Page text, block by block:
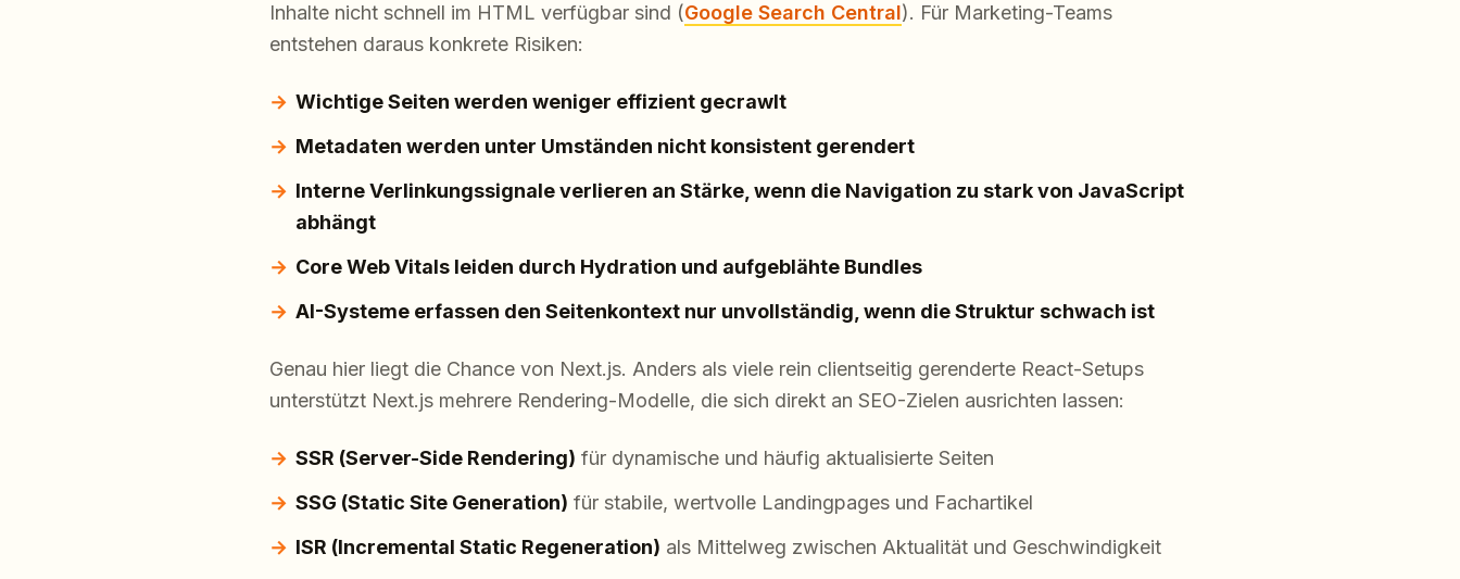
Inhalte nicht schnell im HTML verfügbar sind (Google Search Central). Für Marketing-Teams
entstehen daraus konkrete Risiken:
Wichtige Seiten werden weniger effizient gecrawlt
Metadaten werden unter Umständen nicht konsistent gerendert
Interne Verlinkungssignale verlieren an Stärke, wenn die Navigation zu stark von JavaScript
abhängt
Core Web Vitals leiden durch Hydration und aufgeblähte Bundles
AI-Systeme erfassen den Seitenkontext nur unvollständig, wenn die Struktur schwach ist
Genau hier liegt die Chance von Next.js. Anders als viele rein clientseitig gerenderte React-Setups
unterstützt Next.js mehrere Rendering-Modelle, die sich direkt an SEO-Zielen ausrichten lassen:
SSR (Server-Side Rendering) für dynamische und häufig aktualisierte Seiten
SSG (Static Site Generation) für stabile, wertvolle Landingpages und Fachartikel
ISR (Incremental Static Regeneration) als Mittelweg zwischen Aktualität und Geschwindigkeit